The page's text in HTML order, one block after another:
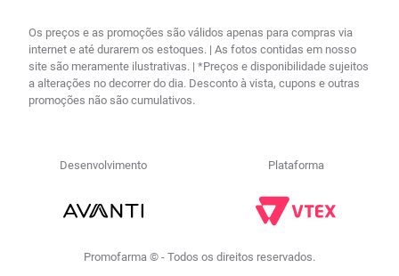
Os preços e as promoções são válidos apenas para compras via
internet e até durarem os estoques. | As fotos contidas em nosso
site são meramente ilustrativas. | *Preços e disponibilidade sujeitos
a alterações no decorrer do dia. Desconto à vista, cupons e outras
promoções não são cumulativos.
Desenvolvimento Plataforma
Promofarma © - Todos os direitos reservados.